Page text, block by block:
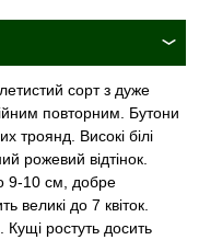
сорт з дуже
повторним. Бутони
троянд. Високі білі
рожевий відтінок.
9-10 см, добре
великі до 7 квіток.
ростуть досить